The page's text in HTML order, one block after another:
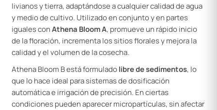
livianos y tierra, adaptándose a cualquier calidad de agua
y medio de cultivo. Utilizado en conjunto y en partes
iguales conAthena Bloom A, promueve un rápido inicio
de la floración, incrementa los sitios florales y mejora la
calidad y el volumen de la cosecha.
Athena Bloom B está formuladolibre de sedimentos, lo
que lo hace ideal para sistemas de dosificación
automática e irrigación de precisión. En ciertas
condiciones pueden aparecer micropartículas, sin afectar